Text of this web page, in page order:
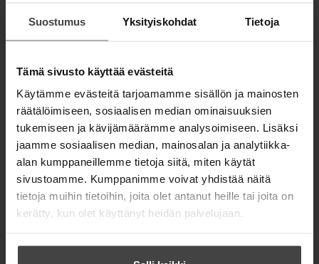
Suostumus Yksityiskohdat Tietoja
Tämä sivusto käyttää evästeitä
Käytämme evästeitä tarjoamamme sisällön ja mainosten
räätälöimiseen, sosiaalisen median ominaisuuksien
tukemiseen ja kävijämäärämme analysoimiseen. Lisäksi
jaamme sosiaalisen median, mainosalan ja analytiikka-
alan kumppaneillemme tietoja siitä, miten käytät
sivustoamme. Kumppanimme voivat yhdistää näitä
tietoja muihin tietoihin, joita olet antanut heille tai joita on
kerätty, kun olet käyttänyt heidän palvelujaan.
suunnittelija
Emilia Mensalo
e
e
w
t
a
b
Nicola May
Ferry Lanen
tähtitaivas
Kannen
suunnittelija
Emilia Mensalo
Äänikirja
ISBN
9789528500
025
1400x 140
0 px
O
p
e
n
s
e
Lataa